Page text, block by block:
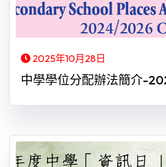
2025年10月28日
中學學位分配辦法簡介-